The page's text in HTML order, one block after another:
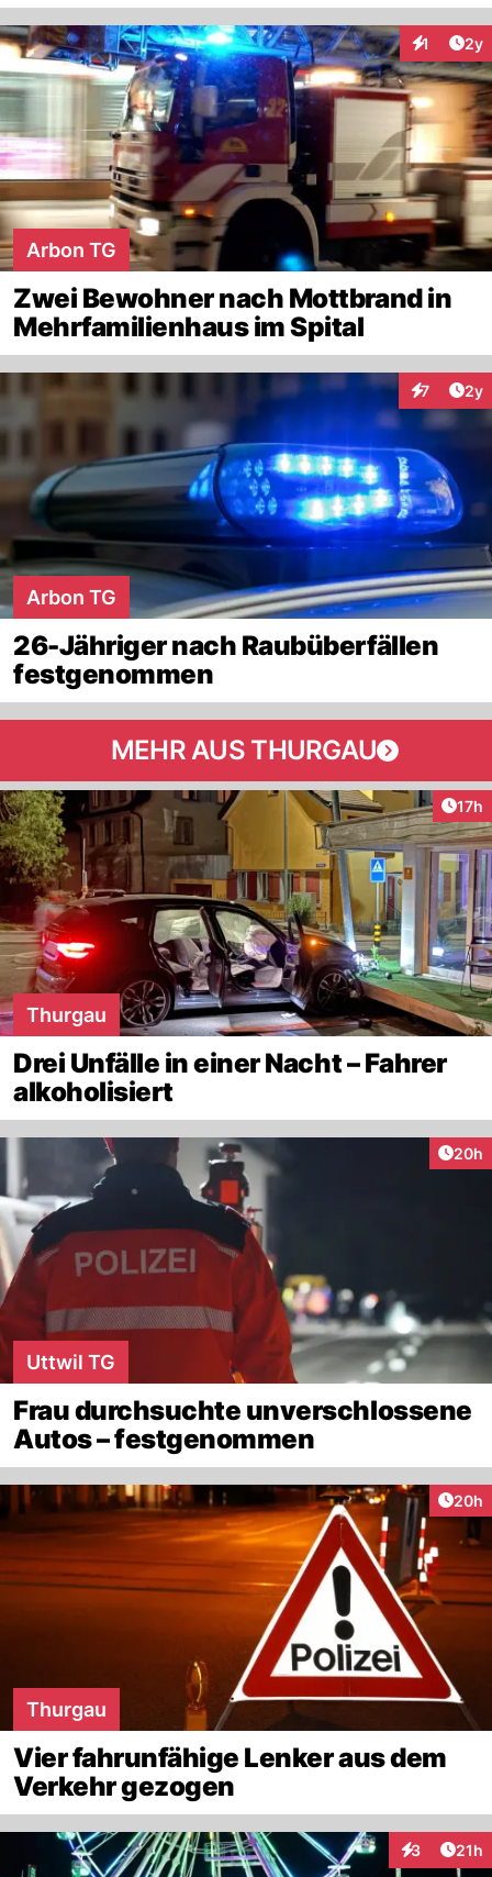
1 2y
Arbon TG
Zwei Bewohner nach Mottbrand in
Mehrfamilienhaus im Spital
7 2y
Arbon TG
26-Jähriger nach Raubüberfällen
festgenommen
MEHR AUS THURGAU
17h
Thurgau
Drei Unfälle in einer Nacht – Fahrer
alkoholisiert
20h
Uttwil TG
Frau durchsuchte unverschlossene
Autos – festgenommen
20h
Thurgau
Vier fahrunfähige Lenker aus dem
Verkehr gezogen
3
Interaktionen
21h